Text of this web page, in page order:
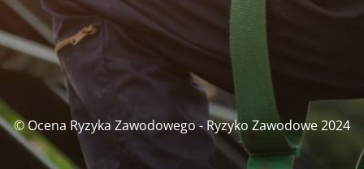
© Ocena Ryzyka Zawodowego - Ryzyko Zawodowe 2024